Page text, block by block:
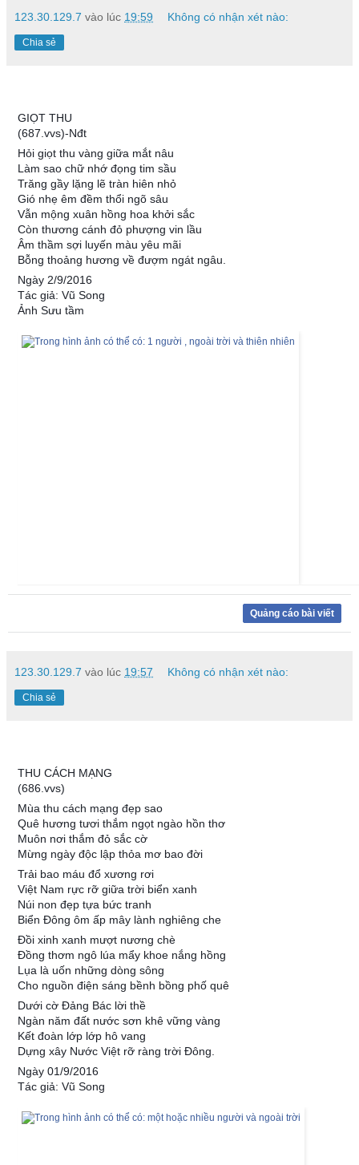
123.30.129.7 vào lúc 19:59 Không có nhận xét nào:
Chia sẻ
GIỌT THU
(687.vvs)-Nđt
Hỏi giọt thu vàng giữa mắt nâu
Làm sao chữ nhớ đọng tim sầu
Trăng gầy lặng lẽ tràn hiên nhỏ
Gió nhẹ êm đềm thổi ngõ sâu
Vẫn mộng xuân hồng hoa khởi sắc
Còn thương cánh đỏ phượng vin lầu
Âm thầm sợi luyến màu yêu mãi
Bỗng thoảng hương về đượm ngát ngâu.
Ngày 2/9/2016
Tác giả: Vũ Song
Ảnh Sưu tầm
Quảng cáo bài viết
123.30.129.7 vào lúc 19:57 Không có nhận xét nào:
Chia sẻ
THU CÁCH MẠNG
(686.vvs)
Mùa thu cách mạng đẹp sao
Quê hương tươi thắm ngọt ngào hồn thơ
Muôn nơi thắm đỏ sắc cờ
Mừng ngày độc lập thỏa mơ bao đời
Trải bao máu đổ xương rơi
Việt Nam rực rỡ giữa trời biển xanh
Núi non đẹp tựa bức tranh
Biển Đông ôm ấp mây lành nghiêng che
Đồi xinh xanh mượt nương chè
Đồng thơm ngô lúa mẩy khoe nắng hồng
Lụa là uốn những dòng sông
Cho nguồn điện sáng bềnh bồng phố quê
Dưới cờ Đảng Bác lời thề
Ngàn năm đất nước sơn khê vững vàng
Kết đoàn lớp lớp hô vang
Dựng xây Nước Việt rỡ ràng trời Đông.
Ngày 01/9/2016
Tác giả: Vũ Song